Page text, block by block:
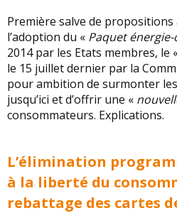
Première salve de propositions
l’adoption du « Paquet
2014 par les Etats membres, le
le 15 juillet dernier par la
pour ambition de surmonter
jusqu’ici et d’offrir une «
consommateurs. Explications.
L’élimination
à la liberté du
rebattage des cartes